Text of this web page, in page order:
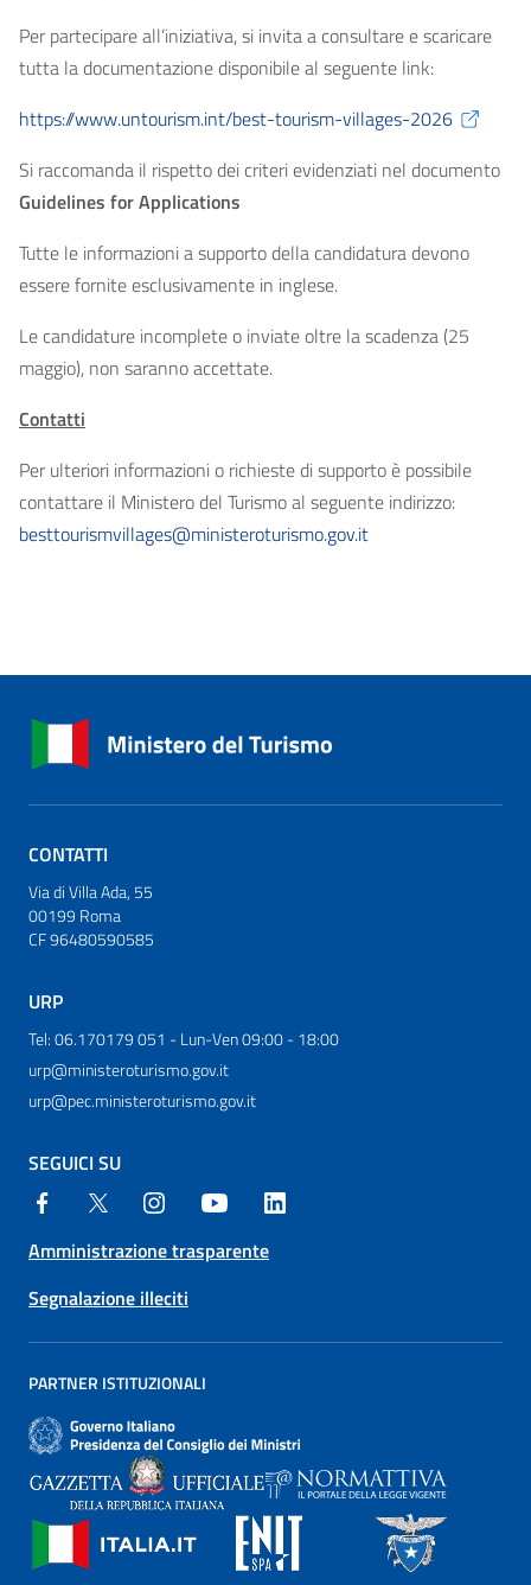
Per partecipare all’iniziativa, si invita a consultare e scaricare
tutta la documentazione disponibile al seguente link:
https://www.untourism.int/best-tourism-villages-2026
Si raccomanda il rispetto dei criteri evidenziati nel documento
Guidelines for Applications
Tutte le informazioni a supporto della candidatura devono
essere fornite esclusivamente in inglese.
Le candidature incomplete o inviate oltre la scadenza (25
maggio), non saranno accettate.
Contatti
Per ulteriori informazioni o richieste di supporto è possibile
contattare il Ministero del Turismo al seguente indirizzo:
besttourismvillages@ministeroturismo.gov.it
CONTATTI
Via di Villa Ada, 55
00199 Roma
CF 96480590585
URP
Tel: 06.170179 051 - Lun-Ven 09:00 - 18:00
urp@ministeroturismo.gov.it
urp@pec.ministeroturismo.gov.it
SEGUICI SU
Amministrazione trasparente
Segnalazione illeciti
PARTNER ISTITUZIONALI